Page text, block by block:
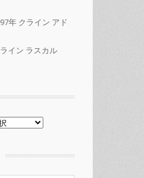
年 クライン アド
ライン ラスカル